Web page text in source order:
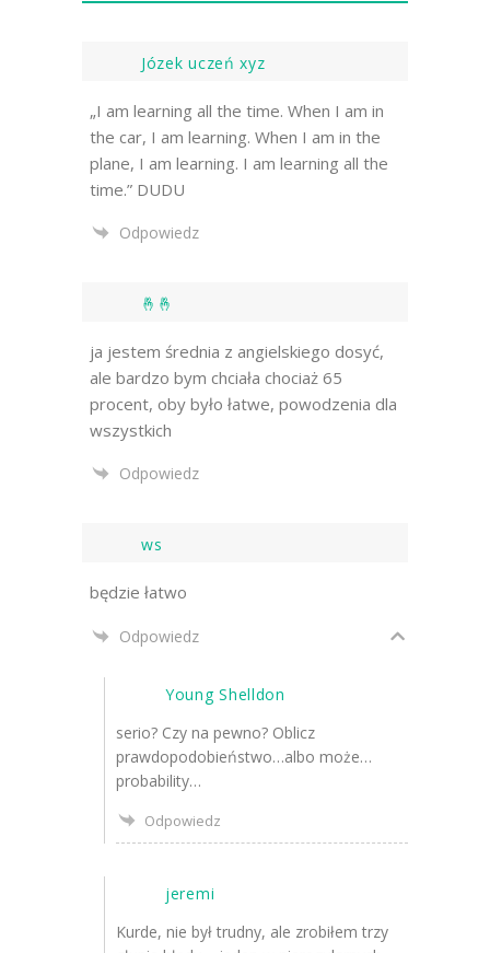
Józek uczeń xyz
„I am learning all the time. When I am in
the car, I am learning. When I am in the
plane, I am learning. I am learning all the
time.” DUDU
Odpowiedz
🤞🤞
ja jestem średnia z angielskiego dosyć,
ale bardzo bym chciała chociaż 65
procent, oby było łatwe, powodzenia dla
wszystkich
Odpowiedz
ws
będzie łatwo
Odpowiedz
Young Shelldon
serio? Czy na pewno? Oblicz
prawdopodobieństwo…albo może…
probability…
Odpowiedz
jeremi
Kurde, nie był trudny, ale zrobiłem trzy